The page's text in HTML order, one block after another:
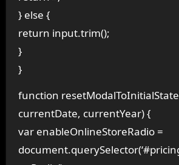
} else {
return input.trim();
}
}
function
currentDate, currentYear) {
var enableOnlineStoreRadio =